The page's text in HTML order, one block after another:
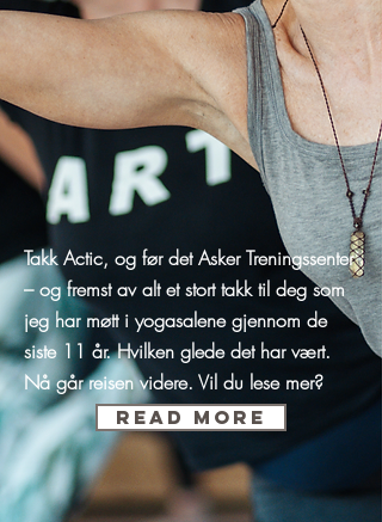
Takk Actic, og før det Asker Treningssenter
– og fremst av alt et stort takk til deg som
jeg har møtt i yogasalene gjennom de
siste 11 år. Hvilken glede det har vært.
Nå går reisen videre. Vil du lese mer?
Read More